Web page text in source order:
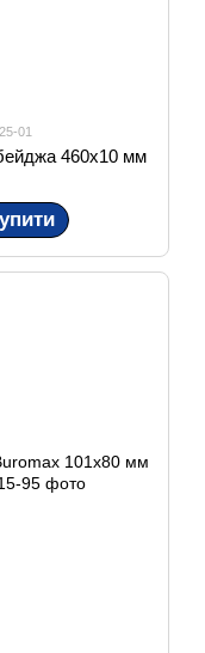
01
460х10 мм